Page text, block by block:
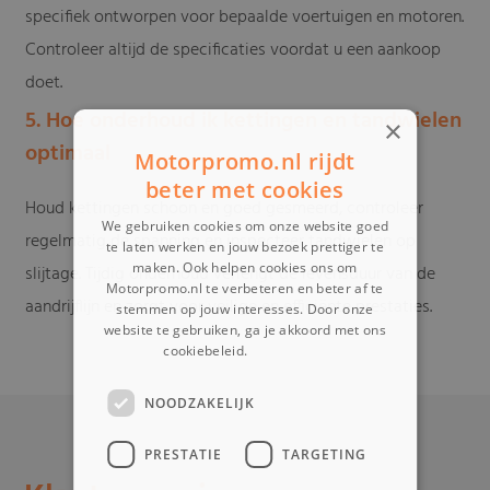
specifiek ontworpen voor bepaalde voertuigen en motoren.
Controleer altijd de specificaties voordat u een aankoop
doet.
5. Hoe onderhoud ik kettingen en tandwielen
optimaal
Houd kettingen schoon en goed gesmeerd, controleer
regelmatig de spanning en inspecteer tandwielen op
slijtage. Tijdig onderhoud verlengt de levensduur van de
aandrijflijn en zorgt voor veilige en efficiënte prestaties.
×
Motorpromo.nl rijdt
beter met cookies
We gebruiken cookies om onze website goed
te laten werken en jouw bezoek prettiger te
maken. Ook helpen cookies ons om
Motorpromo.nl te verbeteren en beter af te
stemmen op jouw interesses. Door onze
website te gebruiken, ga je akkoord met ons
cookiebeleid.
NOODZAKELIJK
PRESTATIE TARGETING